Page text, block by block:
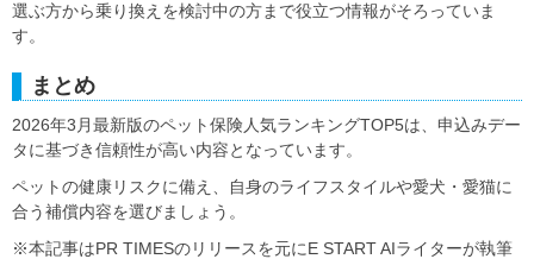
選ぶ方から乗り換えを検討中の方まで役立つ情報がそろっていま
す。
まとめ
2026年3月最新版のペット保険人気ランキングTOP5は、申込みデー
タに基づき信頼性が高い内容となっています。
ペットの健康リスクに備え、自身のライフスタイルや愛犬・愛猫に
合う補償内容を選びましょう。
※本記事はPR TIMESのリリースを元にE START AIライターが執筆